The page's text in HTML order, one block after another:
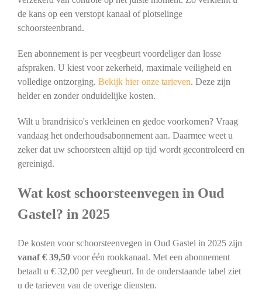
de kans op een verstopt kanaal of plotselinge
schoorsteenbrand.
Een abonnement is per veegbeurt voordeliger dan losse
afspraken. U kiest voor zekerheid, maximale veiligheid en
volledige ontzorging. Bekijk hier onze tarieven. Deze zijn
helder en zonder onduidelijke kosten.
Wilt u brandrisico's verkleinen en gedoe voorkomen? Vraag
vandaag het onderhoudsabonnement aan. Daarmee weet u
zeker dat uw schoorsteen altijd op tijd wordt gecontroleerd en
gereinigd.
Wat kost schoorsteenvegen in Oud
Gastel? in 2025
De kosten voor schoorsteenvegen in Oud Gastel in 2025 zijn
vanaf € 39,50voor één rookkanaal. Met een abonnement
betaalt u € 32,00 per veegbeurt. In de onderstaande tabel ziet
u de tarieven van de overige diensten.